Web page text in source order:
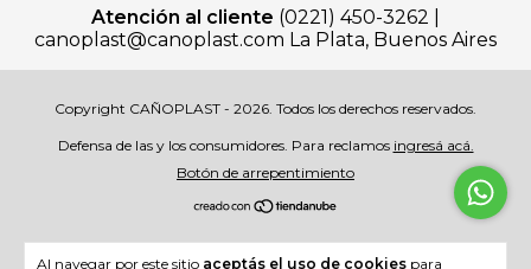
Al navegar por este sitio aceptás el uso de cookies para
Atención al cliente (0221) 450-3262 |
canoplast@canoplast.com La Plata, Buenos Aires
Copyright CAÑOPLAST - 2026. Todos los derechos reservados.
Defensa de las y los consumidores. Para reclamos ingresá acá.
Botón de arrepentimiento